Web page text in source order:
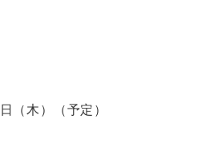
（木）（予定）